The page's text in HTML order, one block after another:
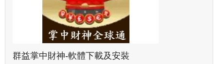
群益掌中財神-軟體下載及安裝